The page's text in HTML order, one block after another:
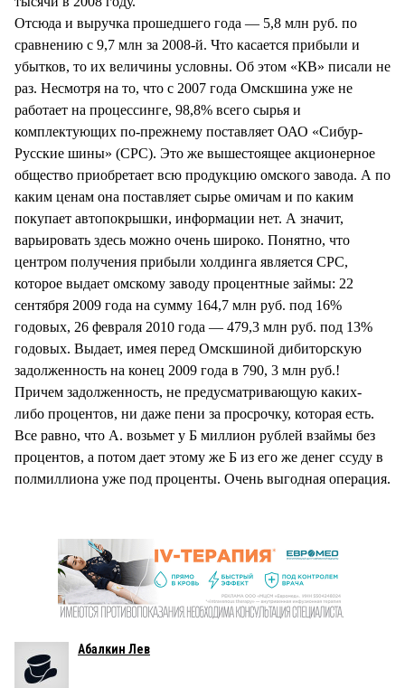
Отсюда и выручка прошедшего года — 5,8 млн руб. по
сравнению с 9,7 млн за 2008-й. Что касается прибыли и
убытков, то их величины условны. Об этом «КВ» писали не
раз. Несмотря на то, что с 2007 года Омскшина уже не
работает на процессинге, 98,8% всего сырья и
комплектующих по-прежнему поставляет ОАО «Сибур-
Русские шины» (СРС). Это же вышестоящее акционерное
общество приобретает всю продукцию омского завода. А по
каким ценам она поставляет сырье омичам и по каким
покупает автопокрышки, информации нет. А значит,
варьировать здесь можно очень широко. Понятно, что
центром получения прибыли холдинга является СРС,
которое выдает омскому заводу процентные займы: 22
сентября 2009 года на сумму 164,7 млн руб. под 16%
годовых, 26 февраля 2010 года — 479,3 млн руб. под 13%
годовых. Выдает, имея перед Омскшиной дибиторскую
задолженность на конец 2009 года в 790, 3 млн руб.!
Причем задолженность, не предусматривающую каких-
либо процентов, ни даже пени за просрочку, которая есть.
Все равно, что А. возьмет у Б миллион рублей взаймы без
процентов, а потом дает этому же Б из его же денег ссуду в
полмиллиона уже под проценты. Очень выгодная операция.
Абалкин Лев